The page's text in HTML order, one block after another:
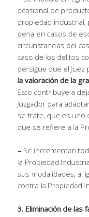
ocasional de
propiedad industrial,
pena en casos de
circunstancias del
caso de los delitos
persigue que el Juez
la valoración de la
Esto contribuye a
Juzgador para
se trate, que es uno
que se refiere a la
– Se incrementan
la Propiedad
sus modalidades, al
contra la Propiedad
3. Eliminación de las